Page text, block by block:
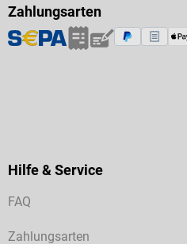
Zahlungsarten
Hilfe & Service
FAQ
Zahlungsarten